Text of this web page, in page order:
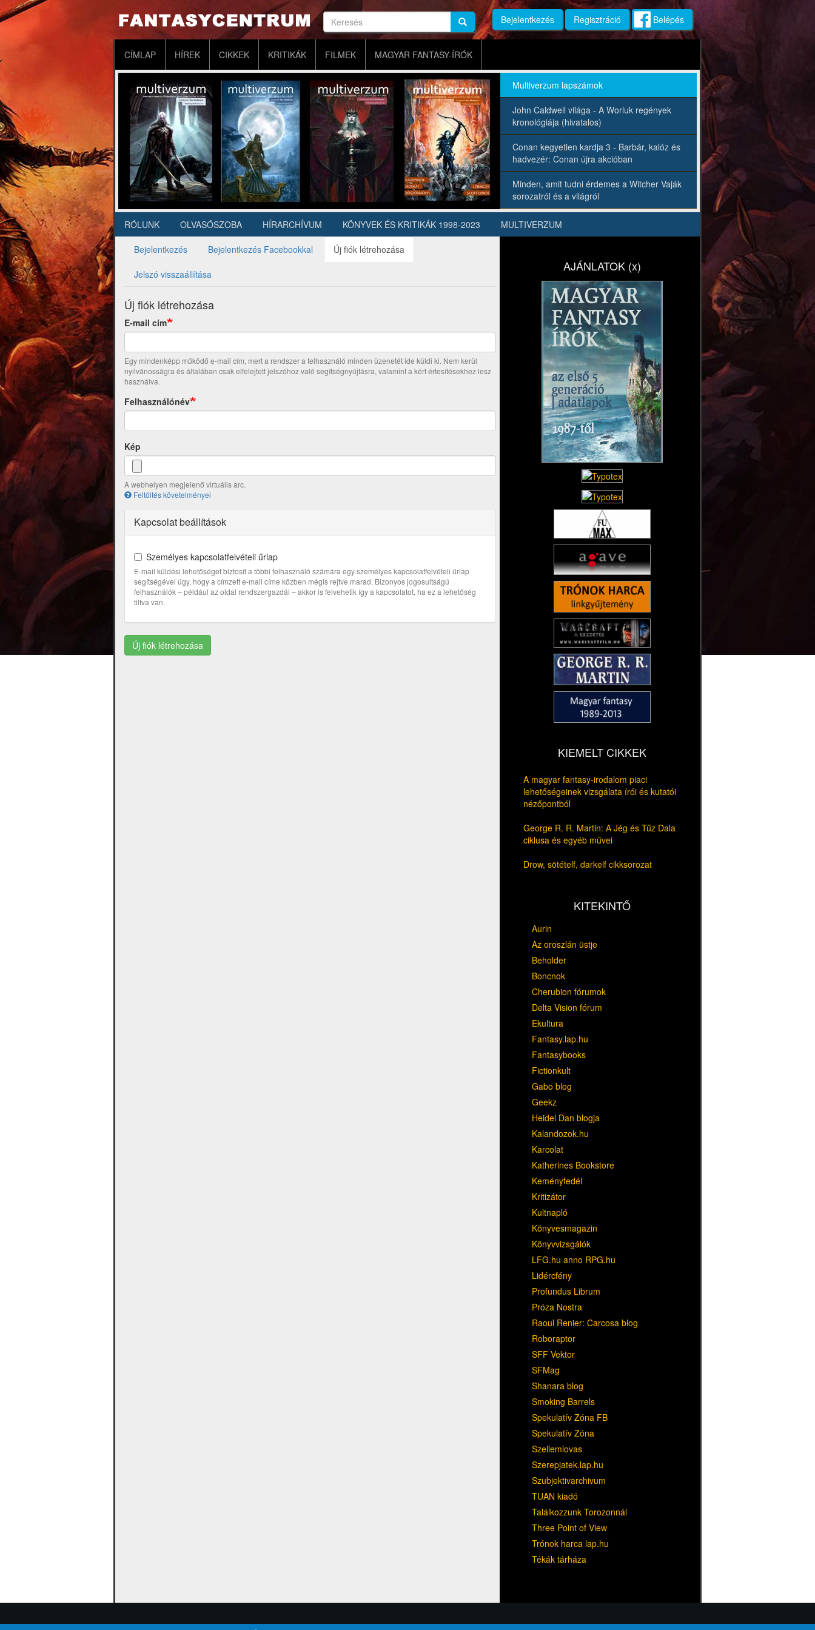
Ugrás
tartalomra
Keresés
Keresés Keresés Bejelentkezés Regisztráció Belépés
Fő
navigáció
CÍMLAP HÍREK CIKKEK KRITIKÁK FILMEK MAGYAR FANTASY-ÍRÓK
Multiverzum lapszámok
John Caldwell világa - A Worluk regények
kronológiája (hivatalos)
Conan kegyetlen kardja 3 - Barbár, kalóz és
hadvezér: Conan újra akcióban
Minden, amit tudni érdemes a Witcher Vaják
sorozatról és a világról
Másodlagos
navigáció
RÓLUNK OLVASÓSZOBA HÍRARCHÍVUM KÖNYVEK ÉS KRITIKÁK 1998-2023 MULTIVERZUM
Elsődleges
Bejelentkezés Bejelentkezés Facebookkal Új fiók létrehozása
Jelszó visszaállítása
Új fiók létrehozása
E-mail cím
Egy mindenképp működő e-mail cím, mert a rendszer a felhasználó minden üzenetét ide küldi ki. Nem kerül
nyilvánosságra és általában csak elfelejtett jelszóhoz való segítségnyújtásra, valamint a kért értesítésekhez lesz
használva.
Felhasználónév
Kép
A webhelyen megjelenő virtuális arc.
Feltöltés követelményei
Kapcsolat beállítások
Személyes kapcsolatfelvételi űrlap
E-mail küldési lehetőséget biztosít a többi felhasználó számára egy személyes kapcsolatfelvételi űrlap
segítségével úgy, hogy a címzett e-mail címe közben mégis rejtve marad. Bizonyos jogosultságú
felhasználók – például az oldal rendszergazdái – akkor is felvehetik így a kapcsolatot, ha ez a lehetőség
tiltva van.
Új fiók létrehozása
AJÁNLATOK (x)
KIEMELT CIKKEK
A magyar fantasy-irodalom piaci
lehetőségeinek vizsgálata írói és kutatói
nézőpontból
George R. R. Martin: A Jég és Tűz Dala
ciklusa és egyéb művei
Drow, sötételf, darkelf cikksorozat
KITEKINTŐ
Aurin
Az oroszlán üstje
Beholder
Boncnok
Cherubion fórumok
Delta Vision fórum
Ekultura
Fantasy.lap.hu
Fantasybooks
Fictionkult
Gabo blog
Geekz
Heidel Dan blogja
Kalandozok.hu
Karcolat
Katherines Bookstore
Keményfedél
Kritizátor
Kultnapló
Könyvesmagazin
Könyvvizsgálók
LFG.hu anno RPG.hu
Lidércfény
Profundus Librum
Próza Nostra
Raoul Renier: Carcosa blog
Roboraptor
SFF Vektor
SFMag
Shanara blog
Smoking Barrels
Spekulatív Zóna FB
Spekulatív Zóna
Szellemlovas
Szerepjatek.lap.hu
Szubjektivarchivum
TUAN kiadó
Találkozzunk Torozonnál
Three Point of View
Trónok harca lap.hu
Tékák tárháza